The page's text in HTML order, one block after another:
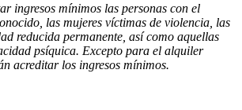
ingresos mínimos las personas con el
las mujeres víctimas de violencia, las
reducida permanente, así como aquellas
psíquica. Excepto para el alquiler
acreditar los ingresos mínimos.